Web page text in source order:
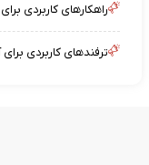
راهکارهای کاربردی
ترفندهای کاربردی